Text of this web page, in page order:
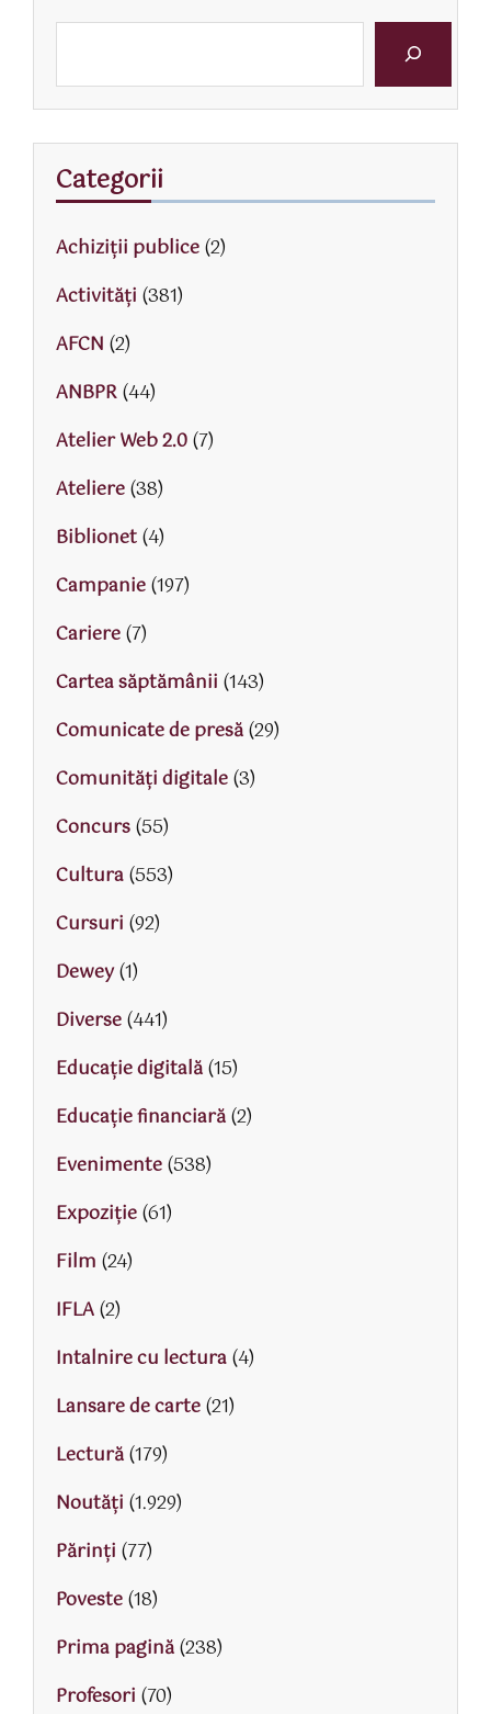
Categorii
Achiziții publice(2)
Activităţi (381)
AFCN (2)
ANBPR(44)
Atelier Web 2.0(7)
Ateliere(38)
Biblionet(4)
Campanie(197)
Cariere(7)
Cartea săptămânii (143)
Comunicate de presă(29)
Comunități digitale(3)
Concurs(55)
Cultura(553)
Cursuri (92)
Dewey(1)
Diverse(441)
Educaţie digitală(15)
Educaţie financiară(2)
Evenimente(538)
Expoziție(61)
Film (24)
IFLA(2)
Intalnire cu lectura(4)
Lansare de carte(21)
Lectură(179)
Noutăți (1.929)
Părinţi (77)
Poveste(18)
Prima pagină(238)
Profesori (70)